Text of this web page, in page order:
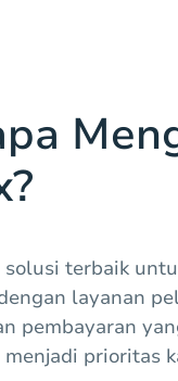
terbaik
layanan
pembayaran
prioritas